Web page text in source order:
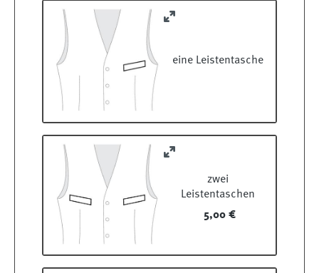
eine Leistentasche
zwei
Leistentaschen
5,00 €